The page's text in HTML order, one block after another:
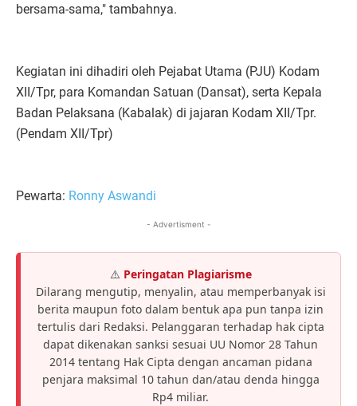
bersama-sama," tambahnya.
​​Kegiatan ini dihadiri oleh Pejabat Utama (PJU) Kodam
XII/Tpr, para Komandan Satuan (Dansat), serta Kepala
Badan Pelaksana (Kabalak) di jajaran Kodam XII/Tpr.
(Pendam XII/Tpr)
Pewarta: Ronny Aswandi
- Advertisment -
⚠️ Peringatan Plagiarisme
Dilarang mengutip, menyalin, atau memperbanyak isi
berita maupun foto dalam bentuk apa pun tanpa izin
tertulis dari Redaksi. Pelanggaran terhadap hak cipta
dapat dikenakan sanksi sesuai UU Nomor 28 Tahun
2014 tentang Hak Cipta dengan ancaman pidana
penjara maksimal 10 tahun dan/atau denda hingga
Rp4 miliar.